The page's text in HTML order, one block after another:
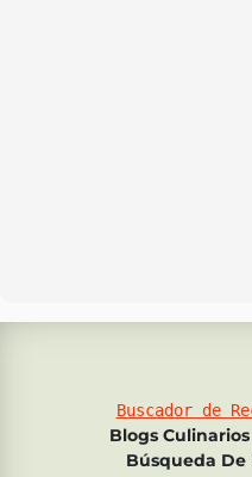
Buscador de
Blogs Culinarios
Búsqueda De